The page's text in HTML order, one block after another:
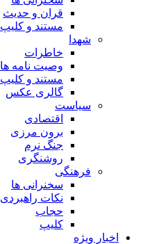
قران و حدیث
مستند و کلیپ
شهدا
خاطرات
وصیت نامه ها
مستند و کلیپ
گالری عکس
سیاست
اقتصادی
برون مرزی
جنگ نرم
روشنگری
فرهنگی
سخنرانی ها
نکات راهبردی
حجاب
کلیپ
اخبار ویژه